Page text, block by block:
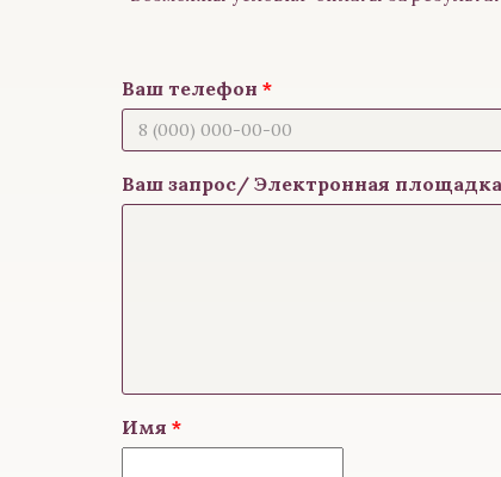
Ваш телефон
Ваш запрос/ Электронная
Имя